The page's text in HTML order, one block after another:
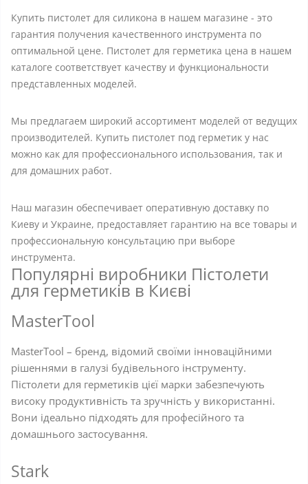
Купить пистолет для силикона в нашем магазине - это
гарантия получения качественного инструмента по
оптимальной цене. Пистолет для герметика цена в нашем
каталоге соответствует качеству и функциональности
представленных моделей.
Мы предлагаем широкий ассортимент моделей от ведущих
производителей. Купить пистолет под герметик у нас
можно как для профессионального использования, так и
для домашних работ.
Наш магазин обеспечивает оперативную доставку по
Киеву и Украине, предоставляет гарантию на все товары и
профессиональную консультацию при выборе
инструмента.
Популярні виробники Пістолети
для герметиків в Києві
MasterTool
MasterTool – бренд, відомий своїми інноваційними
рішеннями в галузі будівельного інструменту.
Пістолети для герметиків цієї марки забезпечують
високу продуктивність та зручність у використанні.
Вони ідеально підходять для професійного та
домашнього застосування.
Stark